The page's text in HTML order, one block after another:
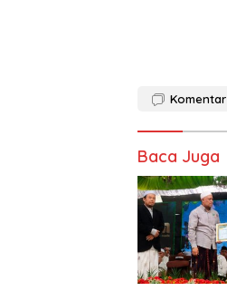
Komentar
Baca Juga